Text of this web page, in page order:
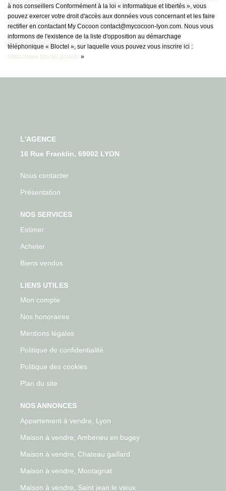
à nos conseillers Conformément à la loi « informatique et libertés », vous
pouvez exercer votre droit d'accès aux données vous concernant et les faire
rectifier en contactant My Cocoon contact@mycocoon-lyon.com. Nous vous
informons de l'existence de la liste d'opposition au démarchage
téléphonique « Bloctel », sur laquelle vous pouvez vous inscrire ici :
https://www.bloctel.gouv.fr/ »
L'AGENCE
16 Rue Franklin, 69002 LYON
Nous contacter
Présentation
NOS SERVICES
Estimer
Acheter
Biens vendus
LIENS UTILES
Mon compte
Nos honoraires
Mentions légales
Politique de confidentialité
Politique des cookies
Plan du site
NOS ANNONCES
Appartement à vendre, Lyon
Maison à vendre, Amberieu en bugey
Maison à vendre, Chateau gaillard
Maison à vendre, Montagnat
Maison à vendre, Saint jean le vieux